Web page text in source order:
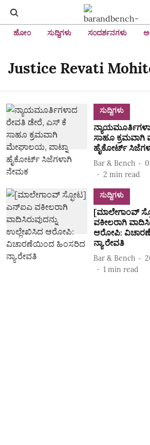
ಹೋಂ ಸುದ್ದಿಗಳು ಸಂದರ್ಶನಗಳು
Justice Revati
ಸುದ್ದಿಗಳು
ಸಾಹೂ ಕ್ರಮವಾಗಿ
ಹೈಕೋರ್ಟ್
Bar & Bench
2 min read
ಸುದ್ದಿಗಳು
[ಮಾಲೇಗಾಂವ್‌
ವಕೀಲರಾಗಿ
ಆರೋಪಿ:
ನ್ಯಾ.ರೇವತಿ
Bar & Bench
1 min read